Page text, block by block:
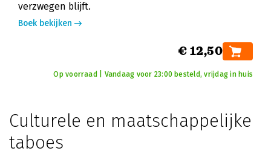
verzwegen blijft.
Boek bekijken
€ 12,50
Op voorraad | Vandaag voor 23:00 besteld, vrijdag in huis
Culturele en maatschappelijke
taboes